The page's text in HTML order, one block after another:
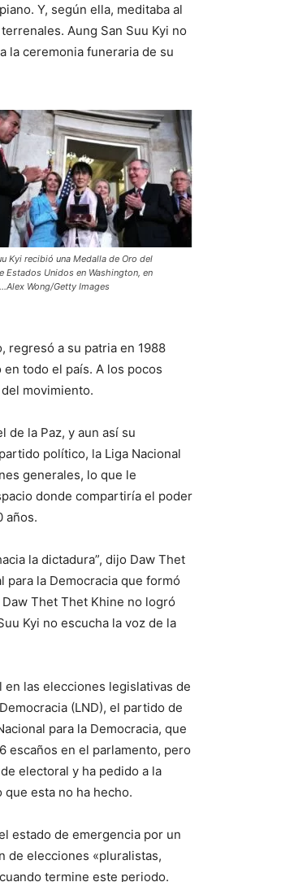
Y, según ella, meditaba al
Aung San Suu Kyi no
la ceremonia funeraria de su
Kyi recibió una Medalla de Oro del
Estados Unidos en Washington, en
Wong/Getty Images
regresó a su patria en 1988
todo el país. A los pocos
movimiento.
de la Paz, y aun así su
político, la Liga Nacional
generales, lo que le
donde compartiría el poder
años.
la dictadura”, dijo Daw Thet
para la Democracia que formó
Thet Thet Khine no logró
Kyi no escucha la voz de la
las elecciones legislativas de
(LND), el partido de
para la Democracia, que
escaños en el parlamento, pero
electoral y ha pedido a la
esta no ha hecho.
estado de emergencia por un
de elecciones «pluralistas,
termine este periodo.